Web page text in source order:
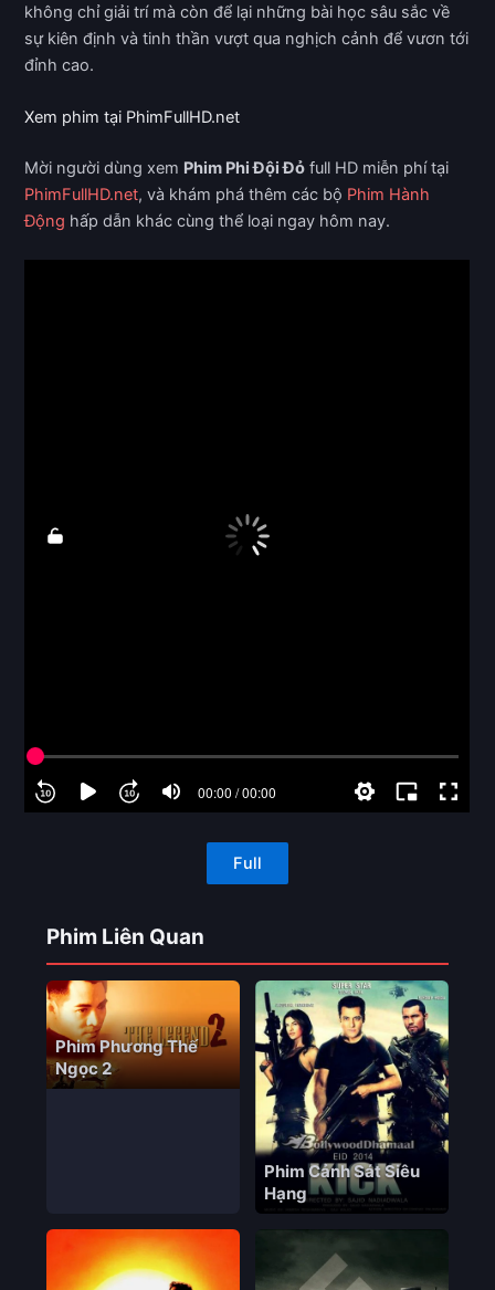
không chỉ giải trí mà còn để lại những bài học sâu sắc về
sự kiên định và tinh thần vượt qua nghịch cảnh để vươn tới
đỉnh cao.
Xem phim tại PhimFullHD.net
Mời người dùng xem Phim Phi Đội Đỏ full HD miễn phí tại
PhimFullHD.net, và khám phá thêm các bộ Phim Hành
Động hấp dẫn khác cùng thể loại ngay hôm nay.
Full
Phim Liên Quan
Phim Phương Thế
Ngọc 2
Phim Cảnh Sát Siêu
Hạng